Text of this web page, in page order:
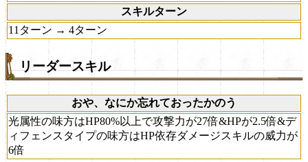
スキルターン
11ターン → 4ターン
リーダースキル
おや、なにか忘れておったかのう
光属性の味方はHP80%以上で攻撃力が27倍&HPが2.5倍&デ
ィフェンスタイプの味方はHP依存ダメージスキルの威力が
6倍